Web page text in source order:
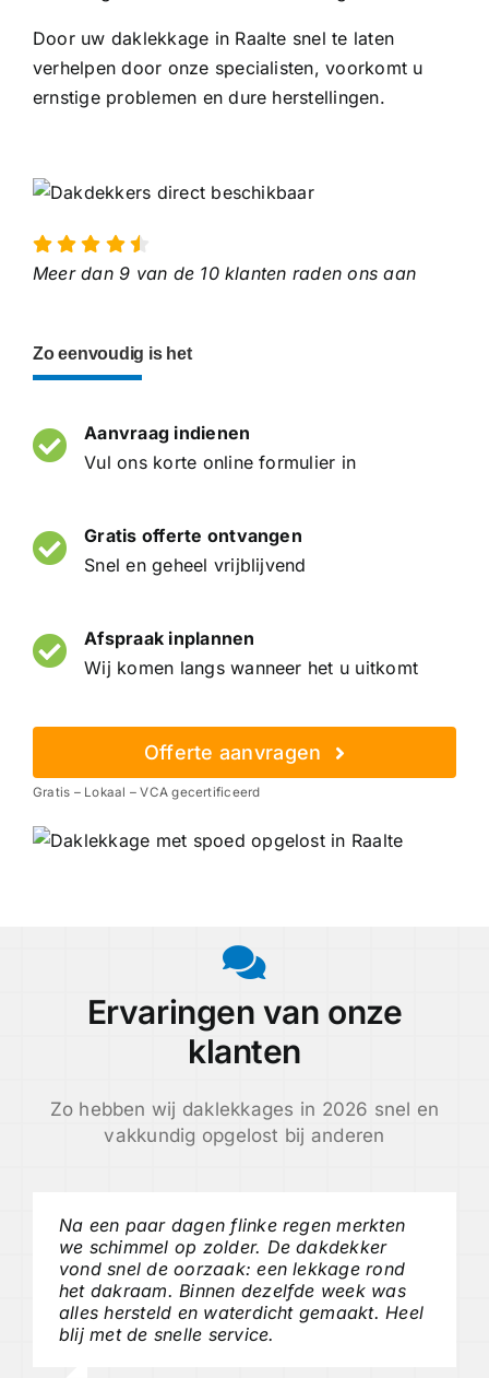
Door uw daklekkage in Raalte snel te laten
verhelpen door onze specialisten, voorkomt u
ernstige problemen en dure herstellingen.
Meer dan 9 van de 10 klanten raden ons aan
Zo eenvoudig is het
Aanvraag indienen
Vul ons korte online formulier in
Gratis offerte ontvangen
Snel en geheel vrijblijvend
Afspraak inplannen
Wij komen langs wanneer het u uitkomt
Offerte aanvragen
Gratis – Lokaal – VCA gecertificeerd
Ervaringen van onze
klanten
Zo hebben wij daklekkages in 2026 snel en
vakkundig opgelost bij anderen
Na een paar dagen flinke regen merkten
we schimmel op zolder. De dakdekker
vond snel de oorzaak: een lekkage rond
het dakraam. Binnen dezelfde week was
alles hersteld en waterdicht gemaakt. Heel
blij met de snelle service.